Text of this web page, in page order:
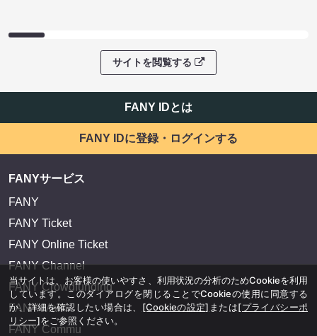
サイトを閲覧する
FANY IDとは
FANY IDに登録・ログインする
FANYサービス
FANY
FANY Ticket
FANY Online Ticket
FANY Channel
FANY Crowdfunding
FANY Mall
FANY Commu
当サイトは、お客様の使いやすさ、利用状況の分析のためCookieを利用
しています。このダイアログを閉じることでCookieの使用に同意する
か、詳細を確認したい場合は、 [Cookieの設定] または[プライバシーポ
リシー]をご参照ください。